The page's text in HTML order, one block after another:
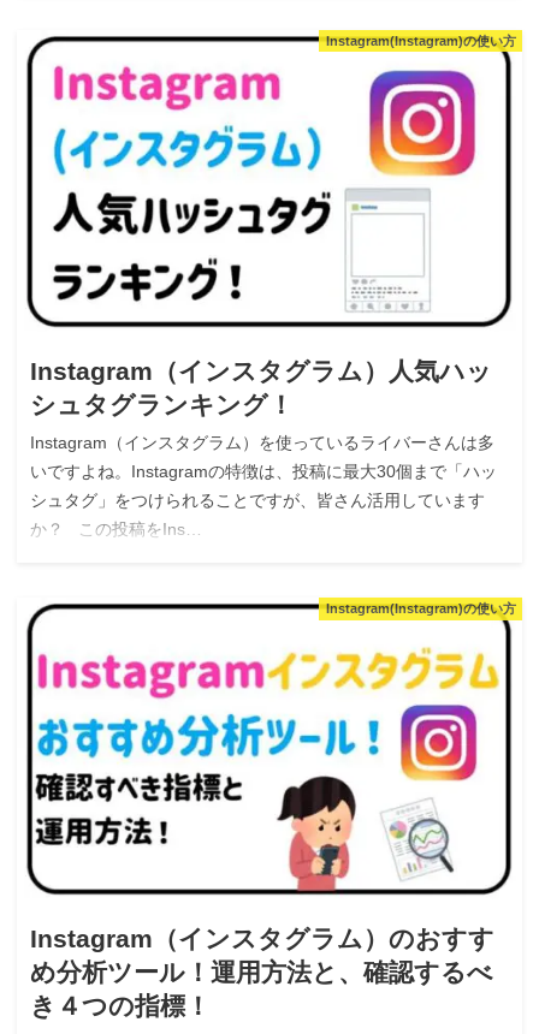
Instagram(Instagram)の使い方
Instagram（インスタグラム）人気ハッ
シュタグランキング！
Instagram（インスタグラム）を使っているライバーさんは多
いですよね。Instagramの特徴は、投稿に最大30個まで「ハッ
シュタグ」をつけられることですが、皆さん活用しています
か？ この投稿をIns…
Instagram(Instagram)の使い方
Instagram（インスタグラム）のおすす
め分析ツール！運用方法と、確認するべ
き４つの指標！